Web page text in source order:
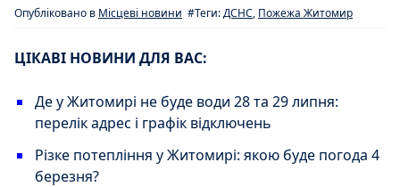
Опубліковано в Місцеві новини #Теги:ДСНС, Пожежа Житомир
ЦІКАВІ НОВИНИ ДЛЯ ВАС:
Де у Житомирі не буде води 28 та 29 липня:
перелік адрес і графік відключень
Різке потепління у Житомирі: якою буде погода 4
березня?